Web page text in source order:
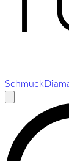
Schmuck